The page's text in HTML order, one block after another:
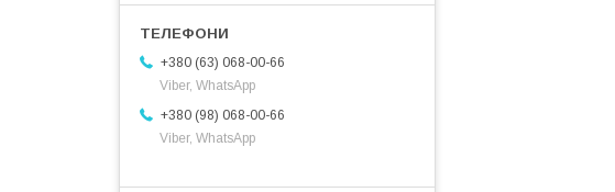
+380 (63) 068-00-66
Viber, WhatsApp
+380 (98) 068-00-66
Viber, WhatsApp